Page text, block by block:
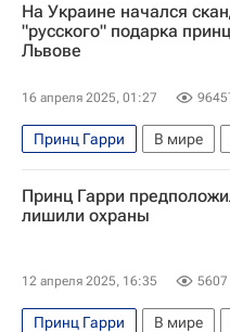
На Украине начался
"русского" подарка
Львове
16 апреля 2025, 01:27
Принц Гарри В мире
Сумская область
Принц Гарри
лишили охраны
12 апреля 2025, 16:35 5607
Принц Гарри В мире